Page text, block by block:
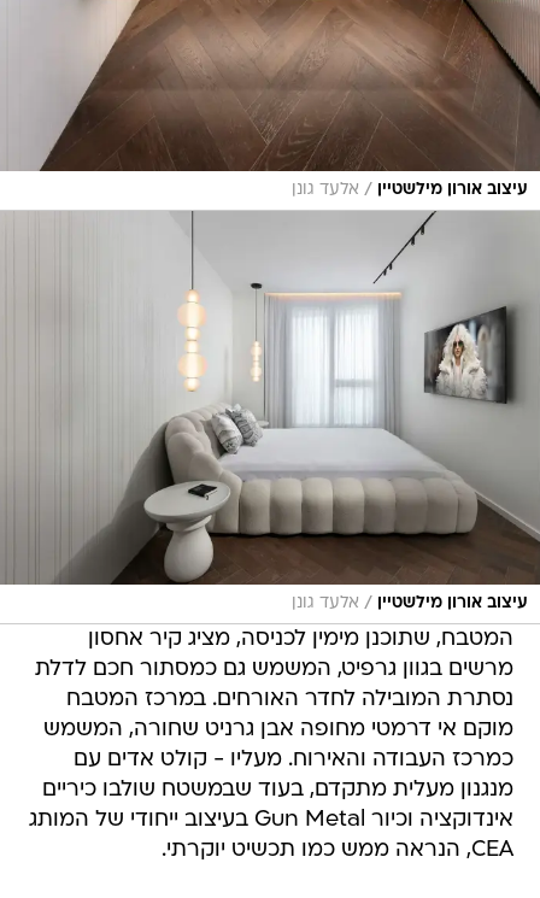
עיצוב אורון מילשטיין / אלעד גונן
עיצוב אורון מילשטיין / אלעד גונן
המטבח, שתוכנן מימין לכניסה, מציג קיר אחסון
מרשים בגוון גרפיט, המשמש גם כמסתור חכם לדלת
נסתרת המובילה לחדר האורחים. במרכז המטבח
מוקם אי דרמטי מחופה אבן גרניט שחורה, המשמש
כמרכז העבודה והאירוח. מעליו - קולט אדים עם
מנגנון מעלית מתקדם, בעוד שבמשטח שולבו כיריים
אינדוקציה וכיור Gun Metal בעיצוב ייחודי של המותג
CEA, הנראה ממש כמו תכשיט יוקרתי.